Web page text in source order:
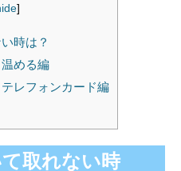
]
時は？
める編
レフォンカード編
取れない時